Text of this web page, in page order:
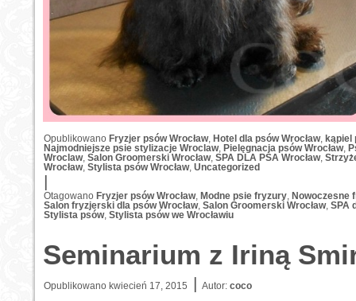
Opublikowano Fryzjer psów Wrocław, Hotel dla psów Wrocław, kąpiel
Najmodniejsze psie stylizacje Wroclaw, Pielęgnacja psów Wrocław,
Wroclaw, Salon Groomerski Wrocław, SPA DLA PSA Wrocław,
Wrocław, Stylista psów Wrocław, Uncategorized
|
Otagowano Fryzjer psów Wrocław, Modne psie fryzury, Nowoczesne
Salon fryzjerski dla psów Wrocław, Salon Groomerski Wrocław, SPA
Stylista psów, Stylista psów we Wrocławiu
Seminarium z Iriną
Opublikowano kwiecień 17, 2015 | Autor: coco